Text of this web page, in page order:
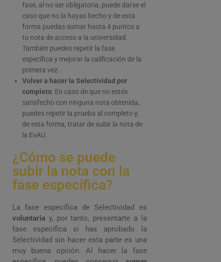
fase, al no ser obligatoria, puede darse el
caso que no la hayas hecho y de esta
forma puedas sumar hasta 4 puntos a
tu nota de acceso a la universidad.
También puedes repetir la fase
específica y mejorar la calificación de la
primera vez.
Volver a hacer la Selectividad por
completo: En caso de que no estés
satisfecho con ninguna nota obtenida,
puedes repetir la prueba al completo y,
de esta forma, tratar de subir la nota de
la EvAU.
¿Cómo se puede
subir la nota con la
fase específica?
La fase específica de Selectividad es
voluntaria y, por tanto, presentarte a la
fase específica si has aprobado la
Selectividad sin hacer esta parte es una
muy buena opción. Al hacer la fase